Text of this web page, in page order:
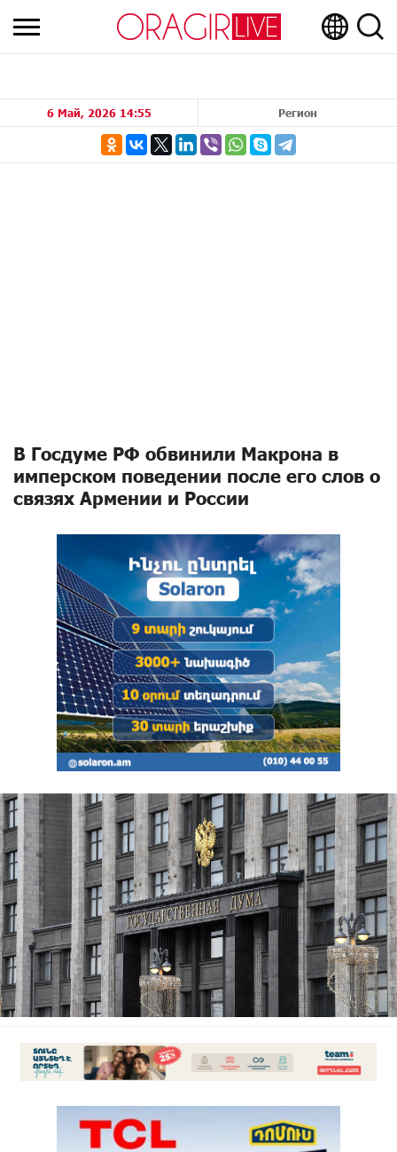
6 Май, 2026 14:55 Регион
В Госдуме РФ обвинили Макрона в
имперском поведении после его слов о
связях Армении и России